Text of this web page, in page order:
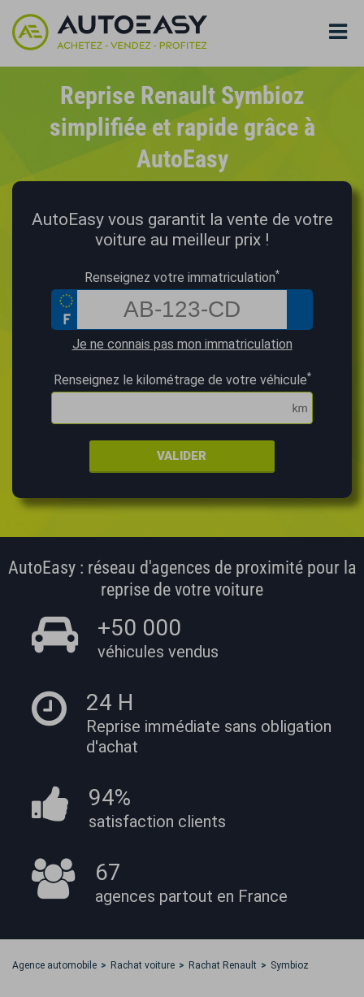
Reprise Renault Symbioz
simplifiée et rapide grâce à
AutoEasy
AutoEasy vous garantit la vente de votre
voiture au meilleur prix !
Renseignez votre immatriculation*
Je ne connais pas mon immatriculation
Renseignez le kilométrage de votre véhicule*
VALIDER
AutoEasy : réseau d'agences de proximité pour la
reprise de votre voiture
+50 000
véhicules vendus
24 H
Reprise immédiate sans obligation
d'achat
94%
satisfaction clients
67
agences partout en France
Agence automobile Rachat voiture Rachat Renault Symbioz